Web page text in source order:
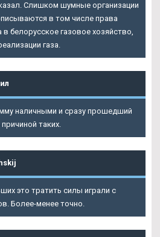
Слишком шумные организации
в том числе права
белорусское газовое хозяйство,
газа.
наличными и сразу прошедший
таких.
это тратить силы играли с
Более-менее точно.